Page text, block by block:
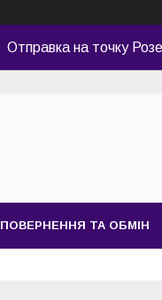
Отправка на точку
ПОВЕРНЕННЯ ТА ОБМІН